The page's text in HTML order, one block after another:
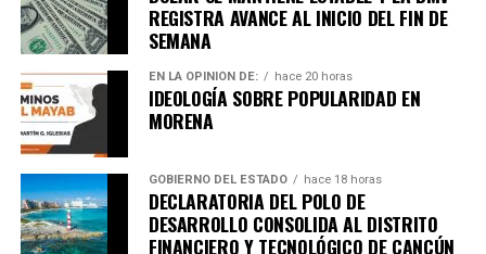
arresto de Bobi Wine
Al menos siete personas murieron en enfrentamientos
entre manifestantes y fuerzas de seguridad luego de la
detención del líder opositor
internacionales expresaron preocupación por el clima
electoral.
REGISTRA AVANCE AL INICIO DEL FIN DE
SEMANA
EN LA OPINIÓN DE: hace 20 horas
IDEOLOGÍA SOBRE POPULARIDAD EN
MORENA
GOBIERNO DEL ESTADO hace 18 horas
DECLARATORIA DEL POLO DE
DESARROLLO CONSOLIDA AL DISTRITO
FINANCIERO Y TECNOLÓGICO DE CANCÚN